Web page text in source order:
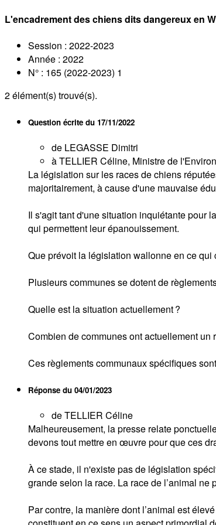
L'encadrement des chiens dits dangereux en
Session : 2022-2023
Année : 2022
N° : 165 (2022-2023) 1
2élément(s) trouvé(s).
Question écrite du 17/11/2022
de LEGASSE Dimitri
à TELLIER Céline, Ministre de
La législation sur les races de chiens
majoritairement, à cause d'une mauvaise
Il s'agit tant d'une situation inquiétante pour
qui permettent leur épanouissement.
Que prévoit la législation wallonne en ce
Plusieurs communes se dotent de
Quelle est la situation actuellement ?
Combien de communes ont actuellement un
Ces règlements communaux spécifiques
Réponse du 04/01/2023
de TELLIER Céline
Malheureusement, la presse relate
devons tout mettre en œuvre pour que ces
À ce stade, il n'existe pas de législation
grande selon la race. La race de l’animal
Par contre, la manière dont l’animal est